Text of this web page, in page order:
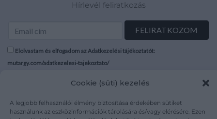
Cookie (süti) kezelés
A legjobb felhasználói élmény biztosítása érdekében sütiket
használunk az eszközinformációk tárolására és/vagy elérésére. Ezen
Hírlevél feliratkozás
Elolvastam és elfogadom az Adatkezelési tájékoztatót:
mutargy.com/adatkezelesi-tajekoztato/
Médiaajánlat
Karrier
Áraink
ÁSZF
Adatvédelem